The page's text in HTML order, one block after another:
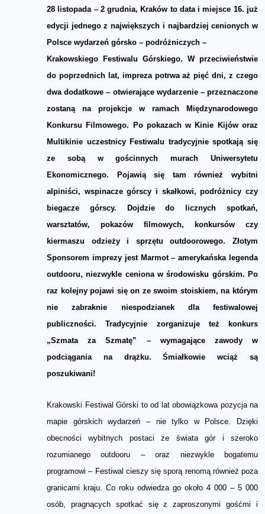
28 listopada – 2 grudnia, Kraków to data i miejsce 16. już
edycji jednego z największych i najbardziej cenionych w
Polsce wydarzeń górsko – podróżniczych –
Krakowskiego Festiwalu Górskiego. W przeciwieństwie
do poprzednich lat, impreza potrwa aż pięć dni, z czego
dwa dodatkowe – otwierające wydarzenie – przeznaczone
zostaną na projekcje w ramach Międzynarodowego
Konkursu Filmowego. Po pokazach w Kinie Kijów oraz
Multikinie uczestnicy Festiwalu tradycyjnie spotkają się
ze sobą w gościnnych murach Uniwersytetu
Ekonomicznego. Pojawią się tam również wybitni
alpiniści, wspinacze górscy i skałkowi, podróżnicy czy
biegacze górscy. Dojdzie do licznych spotkań,
warsztatów, pokazów filmowych, konkursów czy
kiermaszu odzieży i sprzętu outdoorowego. Złotym
Sponsorem imprezy jest Marmot – amerykańska legenda
outdooru, niezwykle ceniona w środowisku górskim. Po
raz kolejny pojawi się on ze swoim stoiskiem, na którym
nie zabraknie niespodzianek dla festiwalowej
publiczności. Tradycyjnie zorganizuje też konkurs
„Szmata za Szmatę” – wymagające zawody w
podciągania na drążku. Śmiałkowie wciąż są
poszukiwani!
Krakowski Festiwal Górski to od lat obowiązkowa pozycja na
mapie górskich wydarzeń – nie tylko w Polsce. Dzięki
obecności wybitnych postaci ze świata gór i szeroko
rozumianego outdooru – oraz niezwykle bogatemu
programowi – Festiwal cieszy się sporą renomą również poza
granicami kraju. Co roku odwiedza go około 4 000 – 5 000
osób, pragnących spotkać się z zaproszonymi gośćmi i